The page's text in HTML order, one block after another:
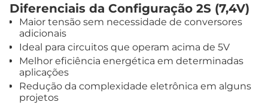
Diferenciais da Configuração 2S (7,4V)
Maior tensão sem necessidade de conversores
adicionais
Ideal para circuitos que operam acima de 5V
Melhor eficiência energética em determinadas
aplicações
Redução da complexidade eletrônica em alguns
projetos